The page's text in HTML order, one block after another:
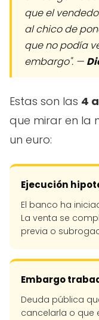
que el
al chico de
que no podía
embargo". —
Estas son las 4
que mirar en la
un euro:
Ejecución
El banco ha
La venta se
previa o
Embargo
Deuda pública
cancelarla o que